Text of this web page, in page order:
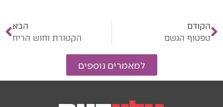
הקודם
טפטוף הגשם
הבא
הקטורת וחוש הריח
למאמרים נוספים